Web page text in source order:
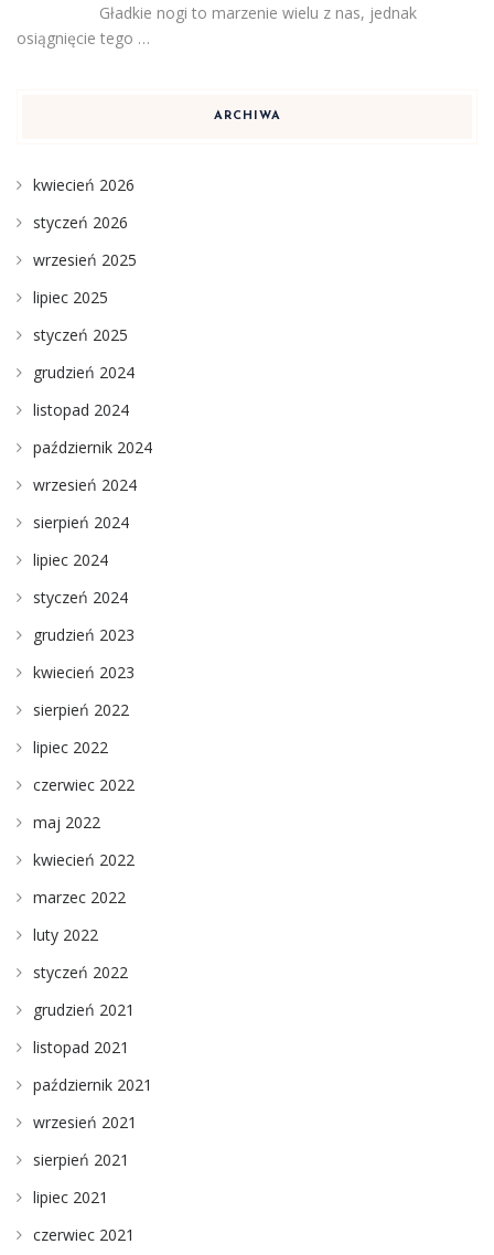
Gładkie nogi to marzenie wielu z nas, jednak
osiągnięcie tego …
ARCHIWA
kwiecień 2026
styczeń 2026
wrzesień 2025
lipiec 2025
styczeń 2025
grudzień 2024
listopad 2024
październik 2024
wrzesień 2024
sierpień 2024
lipiec 2024
styczeń 2024
grudzień 2023
kwiecień 2023
sierpień 2022
lipiec 2022
czerwiec 2022
maj 2022
kwiecień 2022
marzec 2022
luty 2022
styczeń 2022
grudzień 2021
listopad 2021
październik 2021
wrzesień 2021
sierpień 2021
lipiec 2021
czerwiec 2021